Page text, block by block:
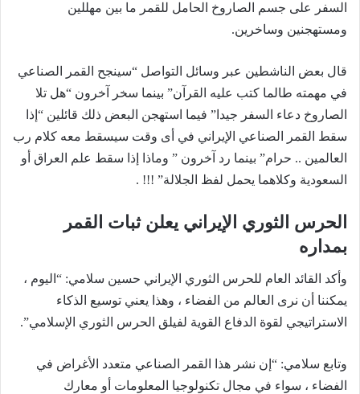
السفر على جسم الصاروخ الحامل للقمر ما بين مهللين
ومستهجنين وساخرين.
قال بعض الناشطين عبر وسائل التواصل “سينجح القمر الصناعي
في مهمته طالما كتب عليه القرآن” بينما سخر آخرون “هل تلا
الصاروخ دعاء السفر جيدا” فيما استهجن البعض ذلك قائلين “إذا
سقط القمر الصناعي الإيراني في أى وقت سيسقط معه كلام رب
العالمين .. حرام” بينما رد آخرون ” وماذا إذا سقط علم العراق أو
السعودية وكلاهما يحمل لفظ الجلالة” !!! .
الحرس الثوري الإيراني يعلن ثبات القمر
بمداره
وأكد القائد العام للحرس الثوري الإيراني حسين سلامي: “اليوم ،
يمكننا أن نرى العالم من الفضاء ، وهذا يعني توسيع الذكاء
الاستراتيجي لقوة الدفاع القوية لفيلق الحرس الثوري الإسلامي”.
وتابع سلامي: “إن نشر هذا القمر الصناعي متعدد الأغراض في
الفضاء ، سواء في مجال تكنولوجيا المعلومات أو معارك